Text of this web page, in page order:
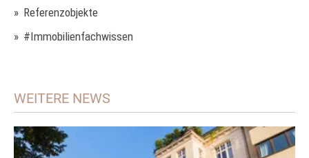
Referenzobjekte
#Immobilienfachwissen
WEITERE NEWS